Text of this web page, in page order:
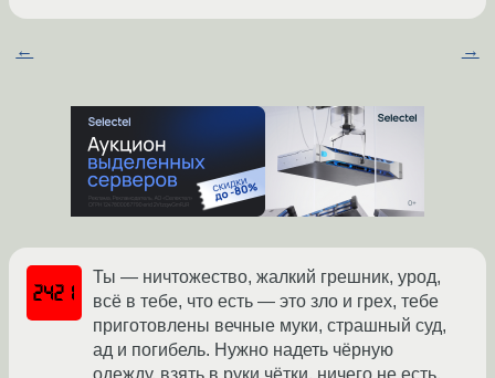
← →
Ты — ничтожество, жалкий грешник, урод,
всё в тебе, что есть — это зло и грех, тебе
приготовлены вечные муки, страшный суд,
ад и погибель. Нужно надеть чёрную